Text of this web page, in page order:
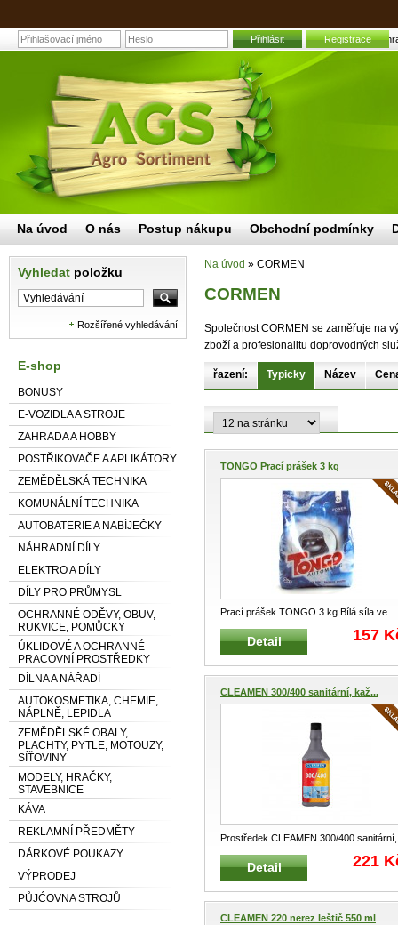
CORMEN |
Přihlásit Registrace
Vyhledat položku
Rozšířené vyhledávání
E-shop
BONUSY
E-VOZIDLA A STROJE
ZAHRADA A HOBBY
POSTŘIKOVAČE A APLIKÁTORY
ZEMĚDĚLSKÁ TECHNIKA
KOMUNÁLNÍ TECHNIKA
AUTOBATERIE A NABÍJEČKY
NÁHRADNÍ DÍLY
ELEKTRO A DÍLY
DÍLY PRO PRŮMYSL
OCHRANNÉ ODĚVY, OBUV,
RUKVICE, POMŮCKY
ÚKLIDOVÉ A OCHRANNÉ
PRACOVNÍ PROSTŘEDKY
DÍLNA A NÁŘADÍ
AUTOKOSMETIKA, CHEMIE,
NÁPLNĚ, LEPIDLA
ZEMĚDĚLSKÉ OBALY,
PLACHTY, PYTLE, MOTOUZY,
SÍŤOVINY
MODELY, HRAČKY,
STAVEBNICE
KÁVA
REKLAMNÍ PŘEDMĚTY
DÁRKOVÉ POUKAZY
VÝPRODEJ
PŮJĆOVNA STROJŮ
Na úvod » CORMEN
CORMEN
Společnost CORMEN se zaměřuje na
zboží a profesionalitu doprovodných
řazení: Typicky Název
TONGO Prací prášek 3 kg
Prací prášek TONGO 3 kg Bílá síla ve
vaší pračce s aktivací již od 40
Detail 157
CLEAMEN 300/400 sanitární, kaž...
Prostředek CLEAMEN 300/400 sanitární,
každodenní 1L Určený na WC mísy
Detail 221
CLEAMEN 220 nerez leštič 550 ml
Na úvod O nás Postup nákupu Obchodní podmínky